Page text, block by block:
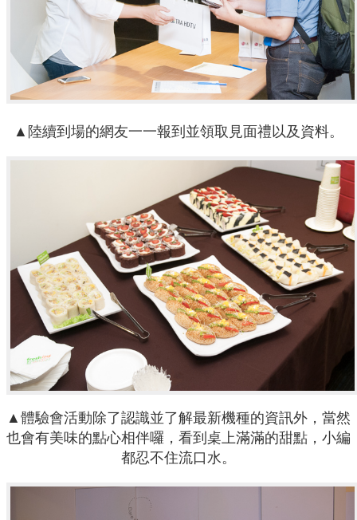
▲陸續到場的網友一一報到並領取見面禮以及資料。
▲體驗會活動除了認識並了解最新機種的資訊外，當然
也會有美味的點心相伴囉，看到桌上滿滿的甜點，小編
都忍不住流口水。